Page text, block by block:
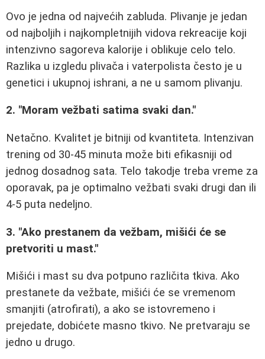
Ovo je jedna od najvećih zabluda. Plivanje je jedan
od najboljih i najkompletnijih vidova rekreacije koji
intenzivno sagoreva kalorije i oblikuje celo telo.
Razlika u izgledu plivača i vaterpolista često je u
genetici i ukupnoj ishrani, a ne u samom plivanju.
2. "Moram vežbati satima svaki dan."
Netačno. Kvalitet je bitniji od kvantiteta. Intenzivan
trening od 30-45 minuta može biti efikasniji od
jednog dosadnog sata. Telo takodje treba vreme za
oporavak, pa je optimalno vežbati svaki drugi dan ili
4-5 puta nedeljno.
3. "Ako prestanem da vežbam, mišići će se
pretvoriti u mast."
Mišići i mast su dva potpuno različita tkiva. Ako
prestanete da vežbate, mišići će se vremenom
smanjiti (atrofirati), a ako se istovremeno i
prejedate, dobićete masno tkivo. Ne pretvaraju se
jedno u drugo.